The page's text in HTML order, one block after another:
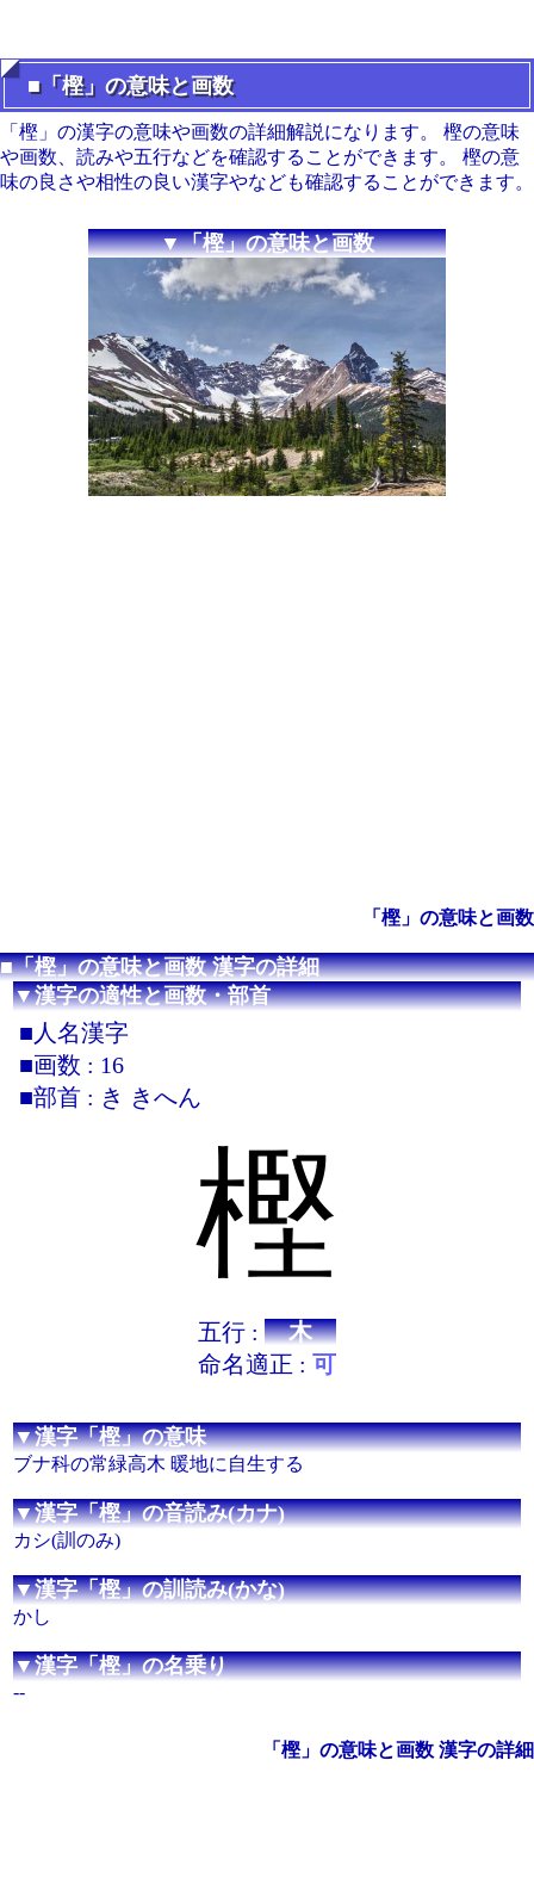
■「樫」の意味と画数
「樫」の漢字の意味や画数の詳細解説になります。 樫の意味
や画数、読みや五行などを確認することができます。 樫の意
味の良さや相性の良い漢字やなども確認することができます。
▼「樫」の意味と画数
「樫」の意味と画数
■「樫」の意味と画数 漢字の詳細
▼漢字の適性と画数・部首
■人名漢字
■画数 : 16
■部首 : き きへん
樫
五行 : 木
命名適正 : 可
▼漢字「樫」の意味
ブナ科の常緑高木 暖地に自生する
▼漢字「樫」の音読み(カナ)
カシ(訓のみ)
▼漢字「樫」の訓読み(かな)
かし
▼漢字「樫」の名乗り
--
「樫」の意味と画数 漢字の詳細